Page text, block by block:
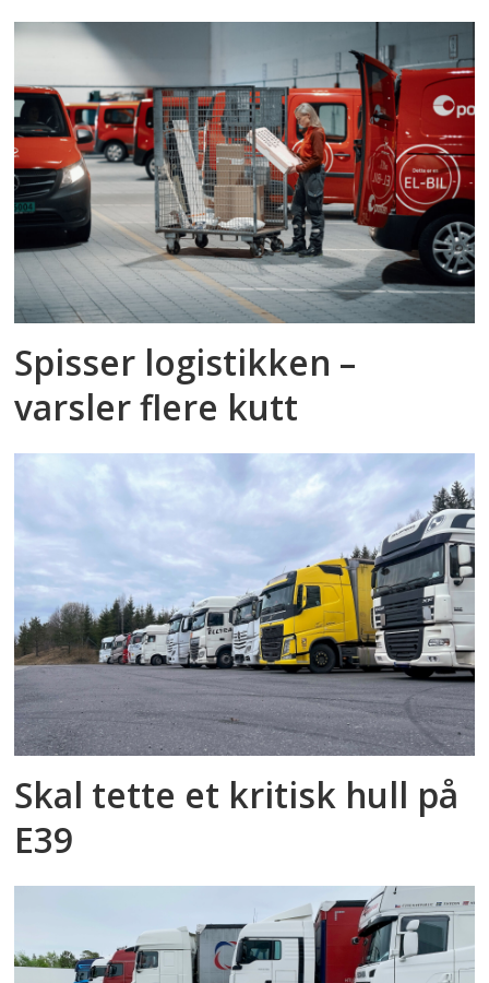
Spisser logistikken –
varsler flere kutt
Skal tette et kritisk hull på
E39